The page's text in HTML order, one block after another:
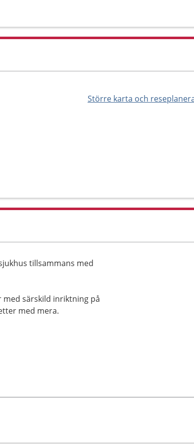
Större karta och
tillsammans med
särskild inriktning på
med mera.